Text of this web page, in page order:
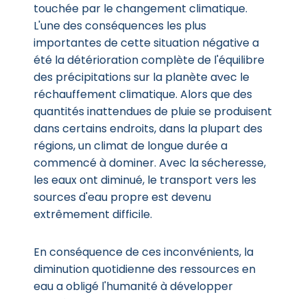
touchée par le changement climatique.
L'une des conséquences les plus
importantes de cette situation négative a
été la détérioration complète de l'équilibre
des précipitations sur la planète avec le
réchauffement climatique. Alors que des
quantités inattendues de pluie se produisent
dans certains endroits, dans la plupart des
régions, un climat de longue durée a
commencé à dominer. Avec la sécheresse,
les eaux ont diminué, le transport vers les
sources d'eau propre est devenu
extrêmement difficile.
En conséquence de ces inconvénients, la
diminution quotidienne des ressources en
eau a obligé l'humanité à développer